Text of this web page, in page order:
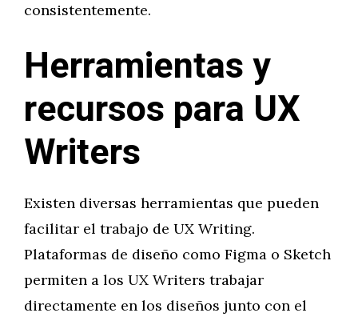
consistentemente.
Herramientas y
recursos para UX
Writers
Existen diversas herramientas que pueden
facilitar el trabajo de UX Writing.
Plataformas de diseño como Figma o Sketch
permiten a los UX Writers trabajar
directamente en los diseños junto con el